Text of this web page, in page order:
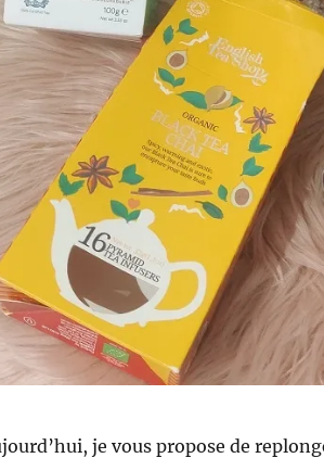
je vous propose de